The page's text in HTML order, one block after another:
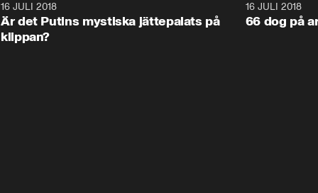
16 JULI 2018
Är det Putins mystiska jättepalats på
klippan?
16 JULI 2018
66 dog på